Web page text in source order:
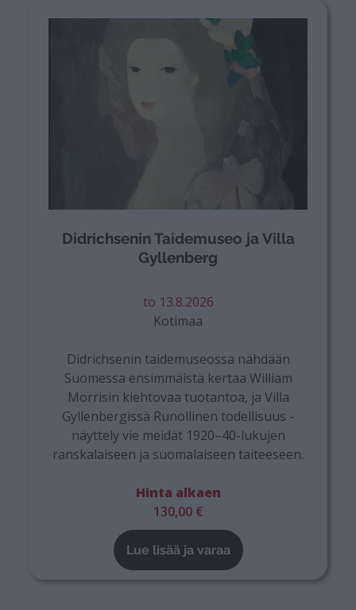
Didrichsenin Taidemuseo ja Villa
Gyllenberg
to 13.8.2026
Kotimaa
Didrichsenin taidemuseossa nähdään
Suomessa ensimmäistä kertaa William
Morrisin kiehtovaa tuotantoa, ja Villa
Gyllenbergissä Runollinen todellisuus -
näyttely vie meidät 1920–40-lukujen
ranskalaiseen ja suomalaiseen taiteeseen.
Hinta alkaen
130,00 €
Lue lisää ja varaa